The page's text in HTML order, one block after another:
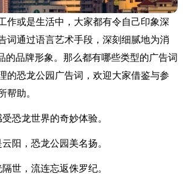
作或是生活中，大家都有令自己印象深
词通过语言艺术手段，深刻细腻地为消
的品牌形象。那么都有哪些类型的广告词
的恐龙公园广告词，欢迎大家借鉴与参
帮助。
恐龙世界的奇妙体验。
阳，恐龙公园美名扬。
世，流连忘返侏罗纪。